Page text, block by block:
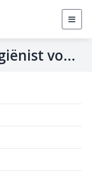
Vacature mondhygiënist voor 2-3 dagen